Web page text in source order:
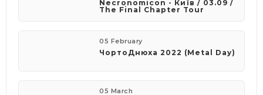
Necronomicon - Київ / 03.09 /
The Final Chapter Tour
05 February
ЧортоДнюха 2022 (Metal Day)
05 March